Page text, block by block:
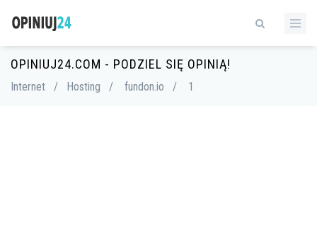
OPINIUJ24.COM - PODZIEL SIĘ OPINIĄ!
Internet / Hosting / fundon.io / 1